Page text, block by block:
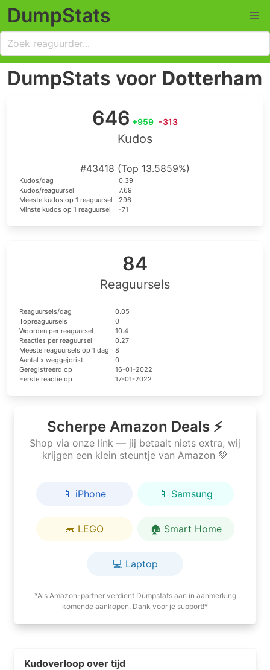
DumpStats
DumpStats voor Dotterham
646 +959 -313
Kudos
#43418 (Top 13.5859%)
Kudos/dag
0.39
Kudos/reaguursel
7.69
Meeste kudos op 1 reaguursel
296
Minste kudos op 1 reaguursel
-71
84
Reaguursels
Reaguursels/dag
0.05
Topreaguursels
0
Woorden per reaguursel
10.4
Reacties per reaguursel
0.27
Meeste reaguursels op 1 dag
8
Aantal x weggejorist
0
Geregistreerd op
16-01-2022
Eerste reactie op
17-01-2022
Scherpe Amazon Deals ⚡
Shop via onze link — jij betaalt niets extra, wij
krijgen een klein steuntje van Amazon 💚
📱 iPhone 📱 Samsung
🧱 LEGO 🏠 Smart Home
💻 Laptop
*Als Amazon-partner verdient Dumpstats aan in aanmerking
komende aankopen. Dank voor je support!*
Kudoverloop over tijd